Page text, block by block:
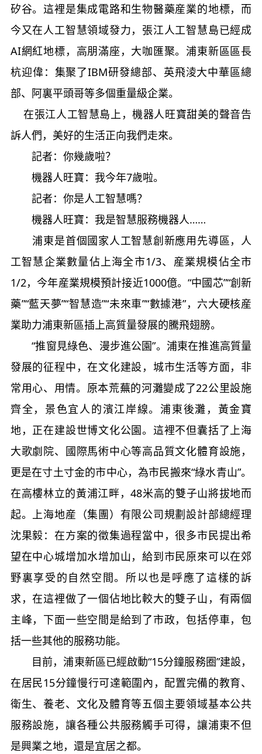
矽谷。這裡是集成電路和生物醫藥産業的地標，而
今又在人工智慧領域發力，張江人工智慧島已經成
AI網紅地標，高朋滿座，大咖匯聚。浦東新區區長
杭迎偉： 集聚了IBM研發總部、英飛淩大中華區總
部、阿裏平頭哥等多個重量級企業。
在張江人工智慧島上，機器人旺寶甜美的聲音告
訴人們，美好的生活正向我們走來。
記者：你幾歲啦？
機器人旺寶：我今年7歲啦。
記者：你是人工智慧嗎？
機器人旺寶：我是智慧服務機器人……
浦東是首個國家人工智慧創新應用先導區，人
工智慧企業數量佔上海全市1/3、産業規模佔全市
1/2，今年産業規模預計接近1000億。“中國芯”“創新
藥”“藍天夢”“智慧造”“未來車”“數據港”，六大硬核産
業助力浦東新區插上高質量發展的騰飛翅膀。
“推窗見綠色、漫步進公園”。浦東在推進高質量
發展的征程中，在文化建設，城市生活等方面，非
常用心、用情。原本荒蕪的河灘變成了22公里設施
齊全，景色宜人的濱江岸線。浦東後灘，黃金寶
地，正在建設世博文化公園。這裡不但囊括了上海
大歌劇院、國際馬術中心等高品質文化體育設施，
更是在寸土寸金的市中心，為市民搬來“綠水青山”。
在高樓林立的黃浦江畔，48米高的雙子山將拔地而
起。上海地産（集團）有限公司規劃設計部總經理
沈果毅： 在方案的徵集過程當中，很多市民提出希
望在中心城增加水增加山，給到市民原來可以在郊
野裏享受的自然空間。所以也是呼應了這樣的訴
求，在這裡做了一個佔地比較大的雙子山，有兩個
主峰，下面一些空間是給到了市政，包括停車，包
括一些其他的服務功能。
目前，浦東新區已經啟動“15分鐘服務圈”建設，
在居民15分鐘慢行可達範圍內，配置完備的教育、
衛生、養老、文化及體育等五個主要領域基本公共
服務設施，讓各種公共服務觸手可得，讓浦東不但
是興業之地，還是宜居之都。